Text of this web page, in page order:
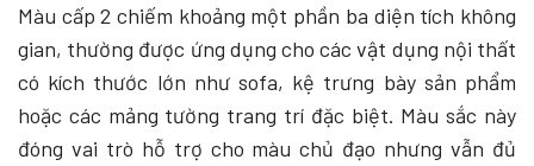
Màu cấp 2 chiếm khoảng một phần ba diện tích không
gian, thường được ứng dụng cho các vật dụng nội thất
có kích thước lớn như sofa, kệ trưng bày sản phẩm
hoặc các mảng tường trang trí đặc biệt. Màu sắc này
đóng vai trò hỗ trợ cho màu chủ đạo nhưng vẫn đủ